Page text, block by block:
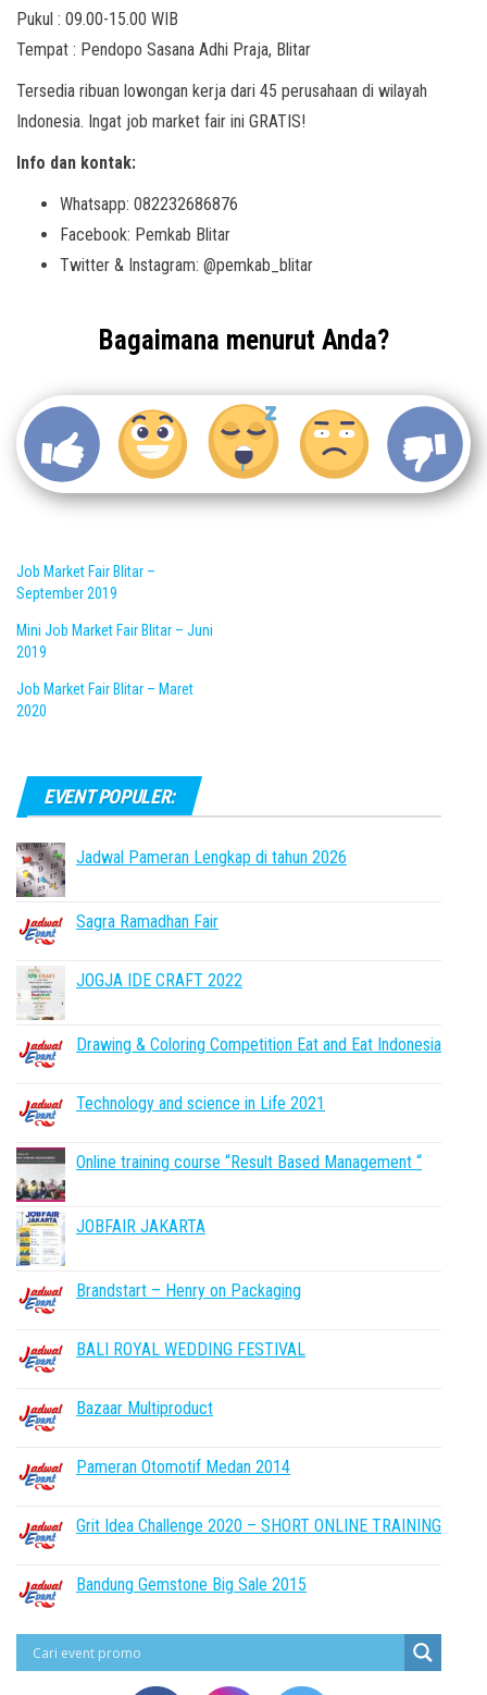
Pukul : 09.00-15.00 WIB
Tempat : Pendopo Sasana Adhi Praja, Blitar
Tersedia ribuan lowongan kerja dari 45 perusahaan di wilayah
Indonesia. Ingat job market fair ini GRATIS!
Info dan kontak:
Whatsapp: 082232686876
Facebook: Pemkab Blitar
Twitter & Instagram: @pemkab_blitar
Bagaimana menurut Anda?
Job Market Fair Blitar –
September 2019
Mini Job Market Fair Blitar – Juni
2019
Job Market Fair Blitar – Maret
2020
EVENT POPULER:
Jadwal Pameran Lengkap di tahun 2026
Sagra Ramadhan Fair
JOGJA IDE CRAFT 2022
Drawing & Coloring Competition Eat and Eat Indonesia
Technology and science in Life 2021
Online training course “Result Based Management “
JOBFAIR JAKARTA
Brandstart – Henry on Packaging
BALI ROYAL WEDDING FESTIVAL
Bazaar Multiproduct
Pameran Otomotif Medan 2014
Grit Idea Challenge 2020 – SHORT ONLINE TRAINING
Bandung Gemstone Big Sale 2015